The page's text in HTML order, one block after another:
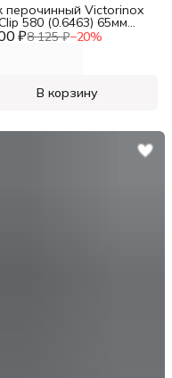
₽8 125 ₽−20%
Victorinox
580 (0.6463) 65мм
красный
В корзину